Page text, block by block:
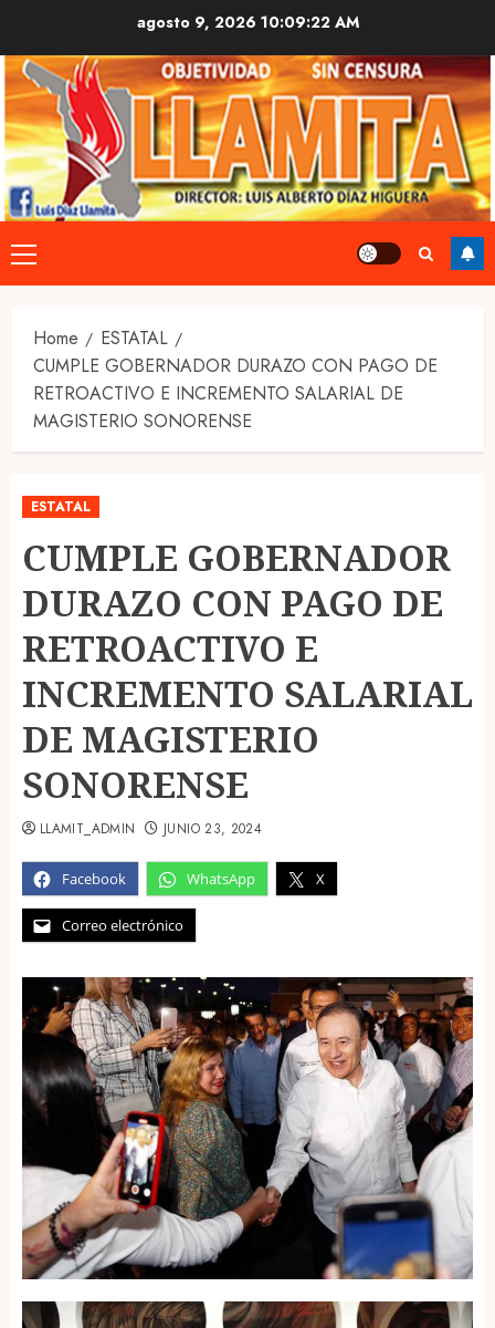
content
agosto 9, 2026 10:09:22 AM
Primary
Menu
Home
ESTATAL
CUMPLE GOBERNADOR DURAZO CON PAGO DE
RETROACTIVO E INCREMENTO SALARIAL DE
MAGISTERIO SONORENSE
ESTATAL
CUMPLE GOBERNADOR
DURAZO CON PAGO DE
RETROACTIVO E
INCREMENTO SALARIAL
DE MAGISTERIO
SONORENSE
Facebook WhatsApp X
Correo electrónico
LLAMIT_ADMIN JUNIO 23, 2024